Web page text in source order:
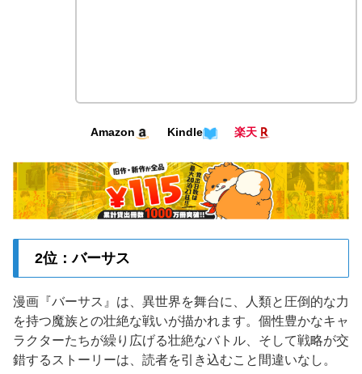
Amazon Kindle 楽天
2位：バーサス
漫画『バーサス』は、異世界を舞台に、人類と圧倒的な力
を持つ魔族との壮絶な戦いが描かれます。個性豊かなキャ
ラクターたちが繰り広げる壮絶なバトル、そして戦略が交
錯するストーリーは、読者を引き込むこと間違いなし。